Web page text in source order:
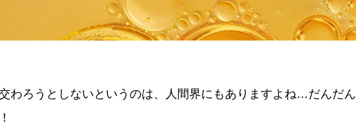
わろうとしないというのは、人間界にもありますよね…だんだん